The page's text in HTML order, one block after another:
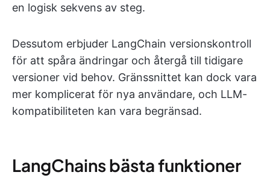
en logisk sekvens av steg.
Dessutom erbjuder LangChain versionskontroll
för att spåra ändringar och återgå till tidigare
versioner vid behov. Gränssnittet kan dock vara
mer komplicerat för nya användare, och LLM-
kompatibiliteten kan vara begränsad.
LangChains bästa funktioner